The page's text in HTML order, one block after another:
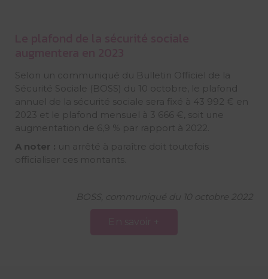
Selon un communiqué du Bulletin Officiel de la
Sécurité Sociale (BOSS) du 10 octobre, le plafond
annuel de la sécurité sociale sera fixé à 43 992 € en
2023 et le plafond mensuel à 3 666 €, soit une
augmentation de 6,9 % par rapport à 2022.
A noter : un arrêté à paraître doit toutefois
officialiser ces montants.
BOSS, communiqué du 10 octobre 2022